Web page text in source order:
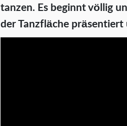
tanzen. Es beginnt völlig
der Tanzfläche präsentiert